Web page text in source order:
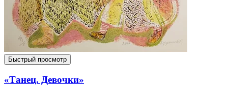
Быстрый просмотр
«Танец. Девочки»